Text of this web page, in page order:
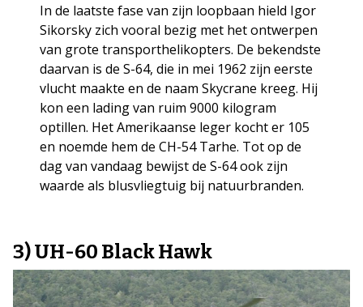
In de laatste fase van zijn loopbaan hield Igor
Sikorsky zich vooral bezig met het ontwerpen
van grote transporthelikopters. De bekendste
daarvan is de S-64, die in mei 1962 zijn eerste
vlucht maakte en de naam Skycrane kreeg. Hij
kon een lading van ruim 9000 kilogram
optillen. Het Amerikaanse leger kocht er 105
en noemde hem de CH-54 Tarhe. Tot op de
dag van vandaag bewijst de S-64 ook zijn
waarde als blusvliegtuig bij natuurbranden.
3) UH-60 Black Hawk